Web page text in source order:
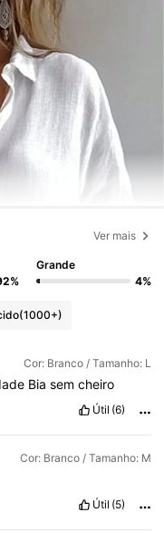
Ver mais
Grande
4%
(1000+)
Cor: Branco / Tamanho: L
Biasemcheiro
Útil (6)
Cor: Branco / Tamanho: M
Útil (5)